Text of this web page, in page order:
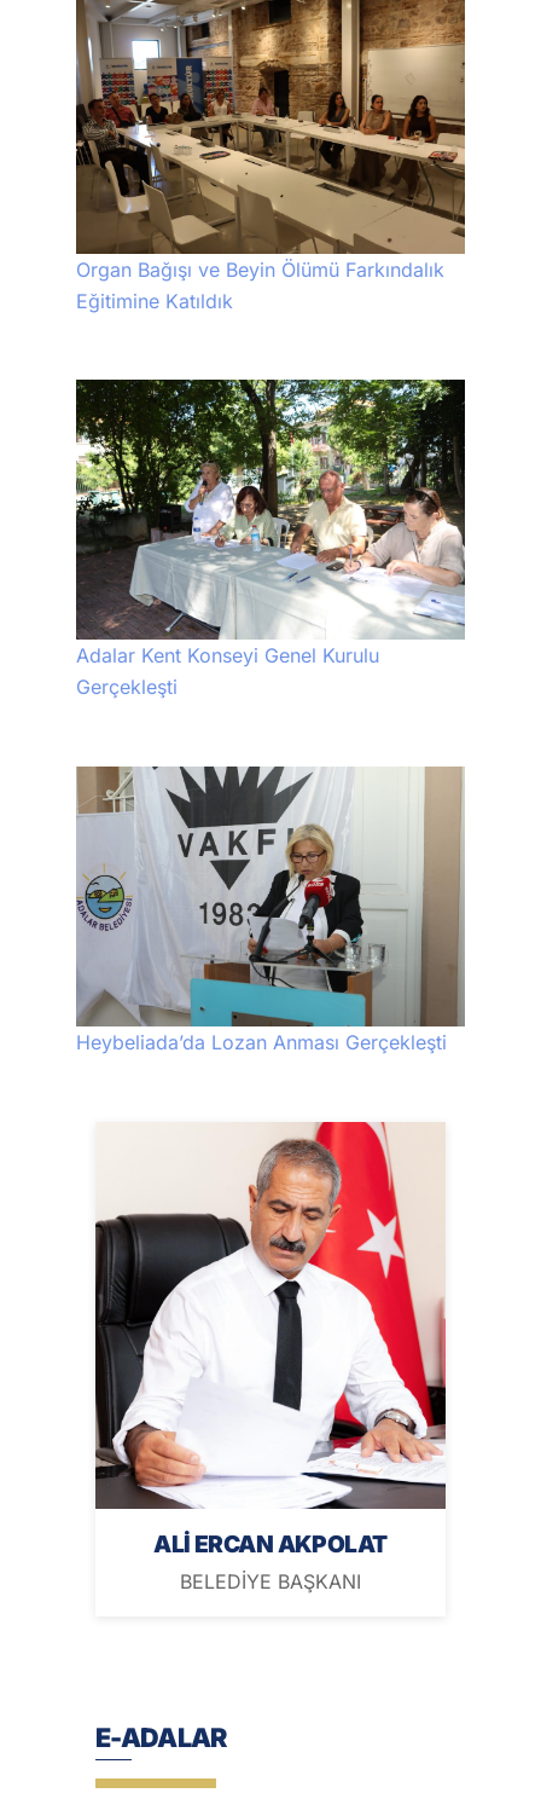
Organ Bağışı ve Beyin Ölümü Farkındalık
Eğitimine Katıldık
Adalar Kent Konseyi Genel Kurulu
Gerçekleşti
Heybeliada’da Lozan Anması Gerçekleşti
ALİ ERCAN AKPOLAT
BELEDİYE BAŞKANI
E-ADALAR